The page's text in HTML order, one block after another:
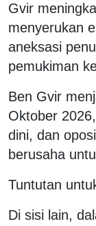
Gvir
menyerukan
aneksasi
pemukiman
Ben Gvir
Oktober
dini, dan
berusaha
Tuntutan
Di sisi lain,